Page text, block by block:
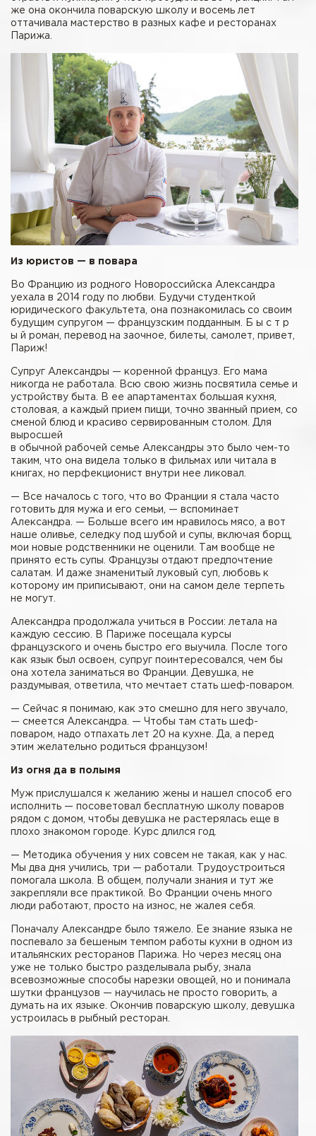
же она окончила поварскую школу и восемь лет
оттачивала мастерство в разных кафе и ресторанах
Парижа.
Из юристов — в повара
Во Францию из родного Новороссийска Александра
уехала в 2014 году по любви. Будучи студенткой
юридического факультета, она познакомилась со своим
будущим супругом — французским подданным. Б ы с т р
ы й роман, перевод на заочное, билеты, самолет, привет,
Париж!
Супруг Александры — коренной француз. Его мама
никогда не работала. Всю свою жизнь посвятила семье и
устройству быта. В ее апартаментах большая кухня,
столовая, а каждый прием пищи, точно званный прием, со
сменой блюд и красиво сервированным столом. Для
выросшей
в обычной рабочей семье Александры это было чем-то
таким, что она видела только в фильмах или читала в
книгах, но перфекционист внутри нее ликовал.
— Все началось с того, что во Франции я стала часто
готовить для мужа и его семьи, — вспоминает
Александра. — Больше всего им нравилось мясо, а вот
наше оливье, селедку под шубой и супы, включая борщ,
мои новые родственники не оценили. Там вообще не
принято есть супы. Французы отдают предпочтение
салатам. И даже знаменитый луковый суп, любовь к
которому им приписывают, они на самом деле терпеть
не могут.
Александра продолжала учиться в России: летала на
каждую сессию. В Париже посещала курсы
французского и очень быстро его выучила. После того
как язык был освоен, супруг поинтересовался, чем бы
она хотела заниматься во Франции. Девушка, не
раздумывая, ответила, что мечтает стать шеф-поваром.
— Сейчас я понимаю, как это смешно для него звучало,
— смеется Александра. — Чтобы там стать шеф-
поваром, надо отпахать лет 20 на кухне. Да, а перед
этим желательно родиться французом!
Из огня да в полымя
Муж прислушался к желанию жены и нашел способ его
исполнить — посоветовал бесплатную школу поваров
рядом с домом, чтобы девушка не растерялась еще в
плохо знакомом городе. Курс длился год.
— Методика обучения у них совсем не такая, как у нас.
Мы два дня учились, три — работали. Трудоустроиться
помогала школа. В общем, получали знания и тут же
закрепляли все практикой. Во Франции очень много
люди работают, просто на износ, не жалея себя.
Поначалу Александре было тяжело. Ее знание языка не
поспевало за бешеным темпом работы кухни в одном из
итальянских ресторанов Парижа. Но через месяц она
уже не только быстро разделывала рыбу, знала
всевозможные способы нарезки овощей, но и понимала
шутки французов — научилась не просто говорить, а
думать на их языке. Окончив поварскую школу, девушка
устроилась в рыбный ресторан.